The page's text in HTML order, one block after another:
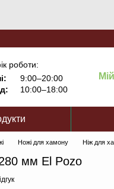
роботи:
9:00–20:00
10:00–18:00
Ножі для хамону Ніж для
мм El Pozo